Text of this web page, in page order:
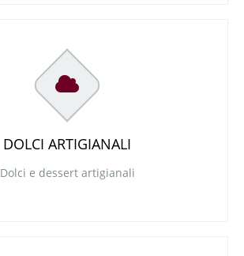
DOLCI ARTIGIANALI
Dolci e dessert artigianali